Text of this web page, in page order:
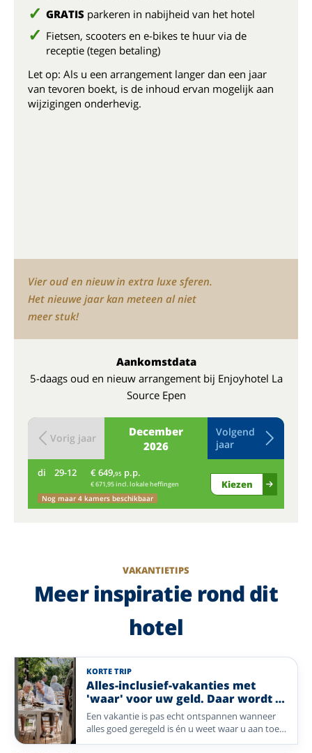
GRATIS parkeren in nabijheid van het hotel
Fietsen, scooters en e-bikes te huur via de
receptie (tegen betaling)
Let op: Als u een arrangement langer dan een jaar
van tevoren boekt, is de inhoud ervan mogelijk aan
wijzigingen onderhevig.
Vier oud en nieuw in extra luxe sferen.
Het nieuwe jaar kan meteen al niet
meer stuk!
Aankomstdata
5-daags oud en nieuw arrangement bij Enjoyhotel La
Source Epen
December
2026
Vorig jaar
Volgend
jaar
di 29-12 € 649,95 p.p.
€ 671,95 incl. lokale heffingen
Nog maar 4 kamers beschikbaar
Kiezen
VAKANTIETIPS
Meer inspiratie rond dit
hotel
KORTE TRIP
Alles-inclusief-vakanties met
'waar' voor uw geld. Daar wordt u
vrolijk van!
Een vakantie is pas echt ontspannen wanneer
alles goed geregeld is én u weet waar u aan toe
bent. Bij Enjoyhotels geniet u van een compleet